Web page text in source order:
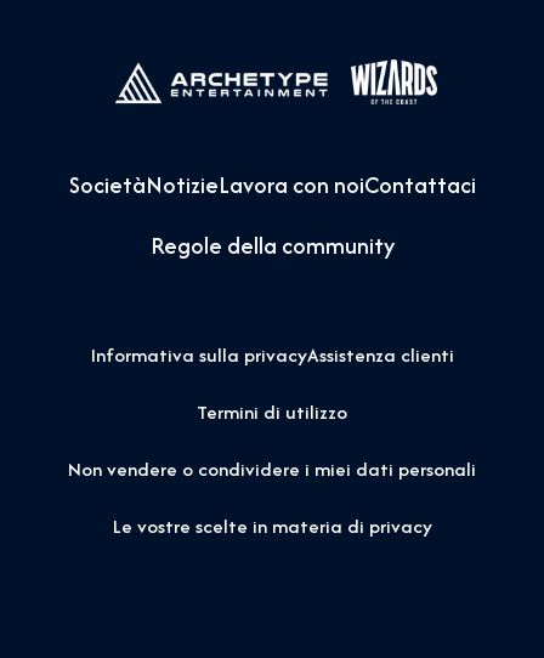
SocietàNotizieLavora con noiContattaci
Regole della community
Informativa sulla privacyAssistenza clienti
Termini di utilizzo
Non vendere o condividere i miei dati personali
Le vostre scelte in materia di privacy